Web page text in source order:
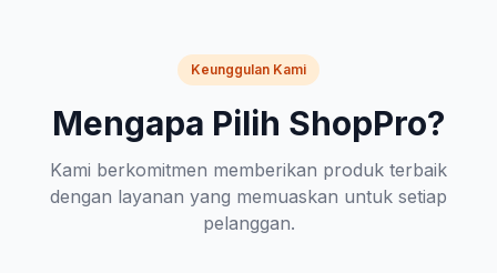
Keunggulan Kami
Mengapa Pilih ShopPro?
Kami berkomitmen memberikan produk terbaik
dengan layanan yang memuaskan untuk setiap
pelanggan.